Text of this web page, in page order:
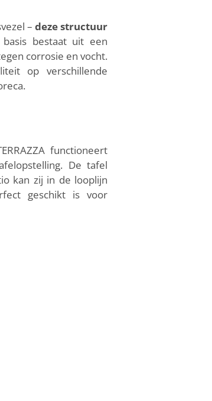
– deze structuur
bestaat uit een
corrosie en vocht.
op verschillende
functioneert
De tafel
kan zij in de looplijn
geschikt is voor